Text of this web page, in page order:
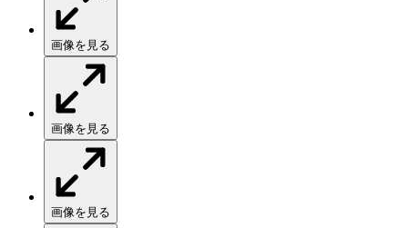
画像を見る
画像を見る
画像を見る